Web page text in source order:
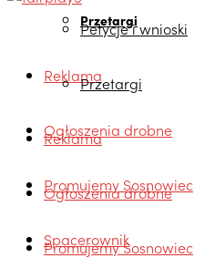
Przetargi
Reklama
Ogłoszenia drobne
Promujemy Sosnowiec
Spacerownik
Petycje i wnioski
Przetargi
Reklama
Ogłoszenia drobne
Promujemy Sosnowiec